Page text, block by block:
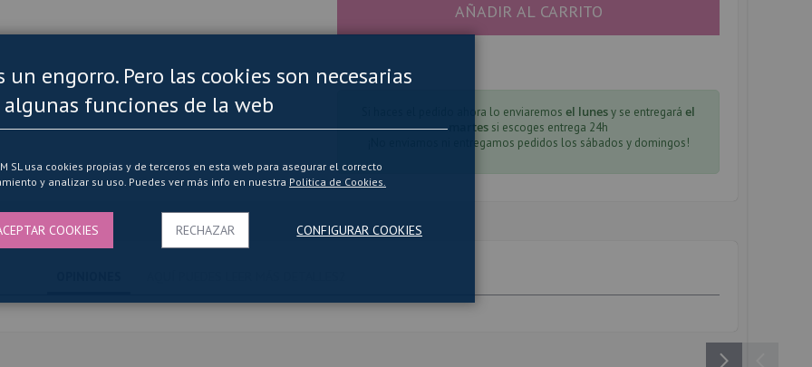
AÑADIR AL CARRITO
Si haces el pedido ahora lo enviaremosel lunesy se entregaráel
martes si escoges entrega 24h
¡No enviamos ni entregamos pedidos los sábados y domingos!
un engorro. Pero las cookies son necesarias
algunas funciones de la web
SL usa cookies propias y de terceros en esta web para asegurar el correcto
y analizar su uso. Puedes ver más info en nuestra Politica de Cookies.
COOKIES RECHAZAR CONFIGURAR COOKIES